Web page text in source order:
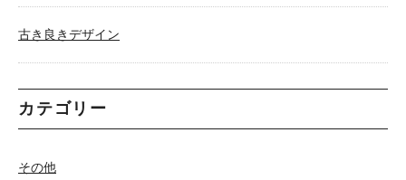
古き良きデザイン
カテゴリー
その他